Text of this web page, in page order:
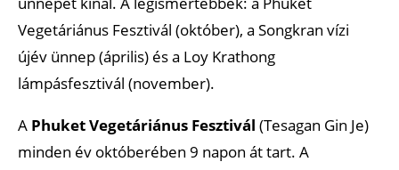
Vegetáriánus Fesztivál (október), a Songkran vízi
újév ünnep (április) és a Loy Krathong
lámpásfesztivál (november).
A Phuket Vegetáriánus Fesztivál (Tesagan Gin Je)
minden év októberében 9 napon át tart. A